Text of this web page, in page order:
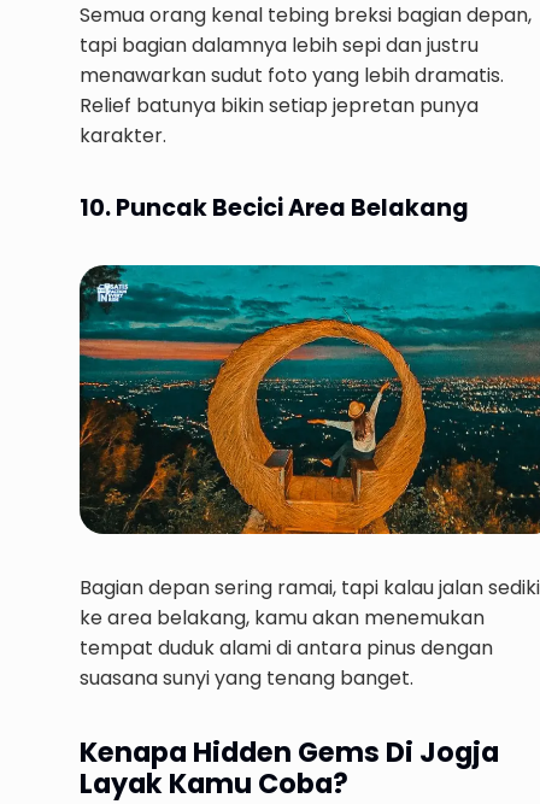
Semua orang kenal tebing breksi bagian depan,
tapi bagian dalamnya lebih sepi dan justru
menawarkan sudut foto yang lebih dramatis.
Relief batunya bikin setiap jepretan punya
karakter.
10. Puncak Becici Area Belakang
Bagian depan sering ramai, tapi kalau jalan
ke area belakang, kamu akan menemukan
tempat duduk alami di antara pinus dengan
suasana sunyi yang tenang banget.
Kenapa Hidden Gems Di Jogja
Layak Kamu Coba?